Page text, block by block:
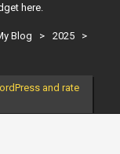
here.
Blog > 2025 >
and rate